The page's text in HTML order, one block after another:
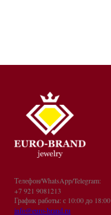
Телефон/WhatsApp/Telegram:
+7 921 9081213
График работы: с 10:00 до 18:00
info@euro-brand.ru